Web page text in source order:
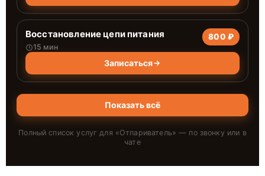
Восстановление цепи питания
15 мин
800 ₽
Записаться
Показать всё
Полный список услуг для «Отпариватель» — по звонку или в
чате